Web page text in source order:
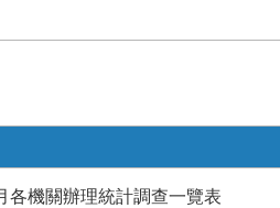
各機關辦理統計調查一覽表